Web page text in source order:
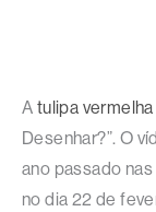
A tulipa vermelha
Desenhar?”. O
ano passado
no dia 22 de